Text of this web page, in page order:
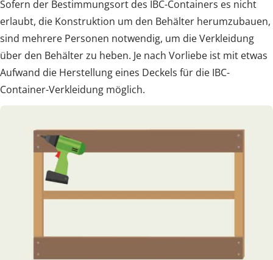
Sofern der Bestimmungsort des IBC-Containers es nicht
erlaubt, die Konstruktion um den Behälter herumzubauen,
sind mehrere Personen notwendig, um die Verkleidung
über den Behälter zu heben. Je nach Vorliebe ist mit etwas
Aufwand die Herstellung eines Deckels für die IBC-
Container-Verkleidung möglich.